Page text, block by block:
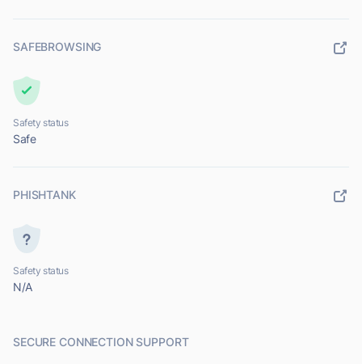
SAFEBROWSING
Safety status
Safe
PHISHTANK
Safety status
N/A
SECURE CONNECTION SUPPORT